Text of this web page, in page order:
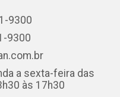
9300
9300
a sexta-feira das
às 17h30